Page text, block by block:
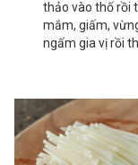
thảo vào thố rồi
mắm, giấm,
ngấm gia vị rồi